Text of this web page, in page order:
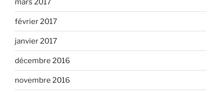
mars 2017
février 2017
janvier 2017
décembre 2016
novembre 2016